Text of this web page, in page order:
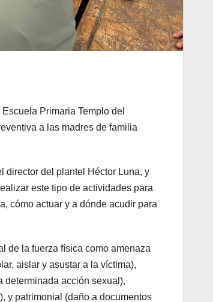
Primaria Templo del
a las madres de familia
director del plantel Héctor Luna, y
este tipo de actividades para
cómo actuar y a dónde acudir para
de la fuerza física como amenaza
aislar y asustar a la víctima),
determinada acción sexual),
y patrimonial (daño a documentos